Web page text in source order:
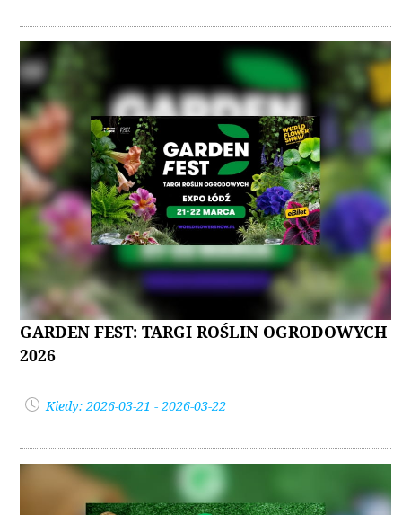
GARDEN FEST: TARGI ROŚLIN OGRODOWYCH
2026
Kiedy: 2026-03-21 - 2026-03-22